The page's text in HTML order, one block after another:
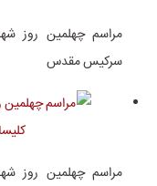
مراسم چهلمین روز
سرکیس مقدس
مراسم چهلمین روز